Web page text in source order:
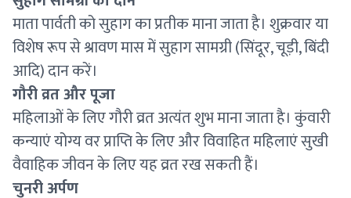
माता पार्वती को सुहाग का प्रतीक माना जाता है। शुक्रवार या
विशेष रूप से श्रावण मास में सुहाग सामग्री (सिंदूर, चूड़ी, बिंदी
आदि) दान करें।
गौरी व्रत और पूजा
महिलाओं के लिए गौरी व्रत अत्यंत शुभ माना जाता है। कुंवारी
कन्याएं योग्य वर प्राप्ति के लिए और विवाहित महिलाएं सुखी
वैवाहिक जीवन के लिए यह व्रत रख सकती हैं।
चुनरी अर्पण